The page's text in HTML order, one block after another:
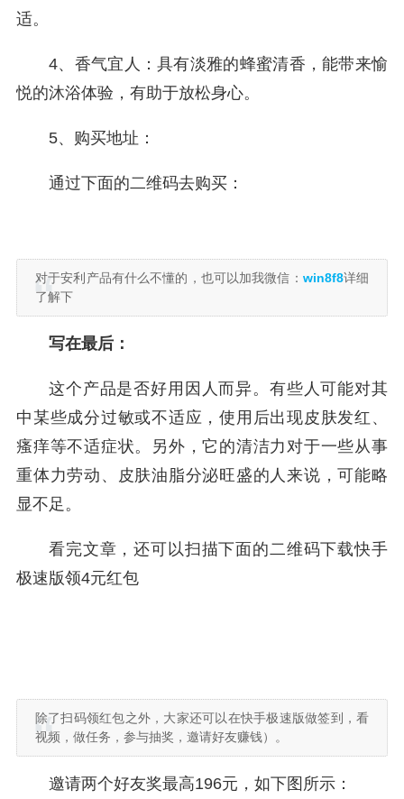
适。
4、香气宜人：具有淡雅的蜂蜜清香，能带来愉
悦的沐浴体验，有助于放松身心。
5、购买地址：
通过下面的二维码去购买：
对于安利产品有什么不懂的，也可以加我微信： win8f8详细
了解下
写在最后：
这个产品是否好用因人而异。有些人可能对其
中某些成分过敏或不适应，使用后出现皮肤发红、
瘙痒等不适症状。另外，它的清洁力对于一些从事
重体力劳动、皮肤油脂分泌旺盛的人来说，可能略
显不足。
看完文章，还可以扫描下面的二维码下载快手
极速版领4元红包
除了扫码领红包之外，大家还可以在快手极速版做签到，看
视频，做任务，参与抽奖，邀请好友赚钱）。
邀请两个好友奖最高196元，如下图所示：